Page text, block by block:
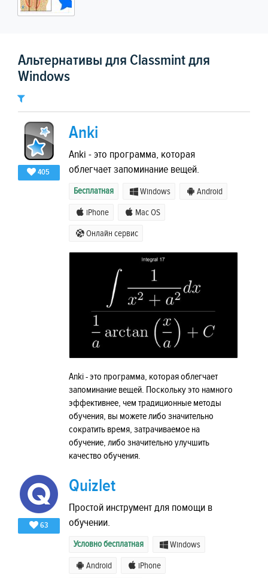
Альтернативы для Classmint для
Windows
405
Anki
Anki - это программа, которая
облегчает запоминание вещей.
Бесплатная Windows Android
iPhone Mac OS
Онлайн сервис
Anki - это программа, которая облегчает
запоминание вещей. Поскольку это намного
эффективнее, чем традиционные методы
обучения, вы можете либо значительно
сократить время, затрачиваемое на
обучение, либо значительно улучшить
качество обучения.
63
Quizlet
Простой инструмент для помощи в
обучении.
Условно бесплатная Windows
Android iPhone